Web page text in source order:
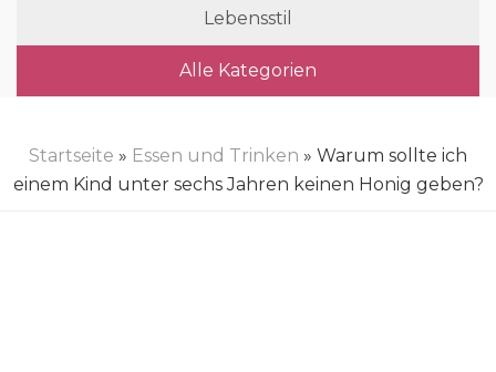
Lebensstil
Alle Kategorien
Startseite » Essen und Trinken » Warum sollte ich
einem Kind unter sechs Jahren keinen Honig geben?